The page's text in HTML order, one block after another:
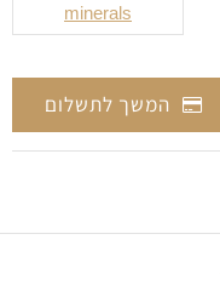
minerals
המשך לתשלום